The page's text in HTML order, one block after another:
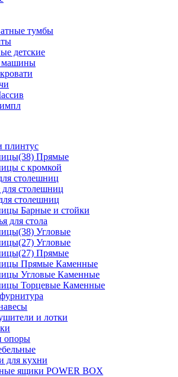
тумбы
детские
машины
плинтус
Прямые
с кромкой
столешниц
столешниц
столешниц
Барные и стойки
для стола
Угловые
Угловые
Прямые
Прямые Каменные
Угловые Каменные
Торцевые Каменные
и лотки
опоры
для кухни
ящики POWER BOX